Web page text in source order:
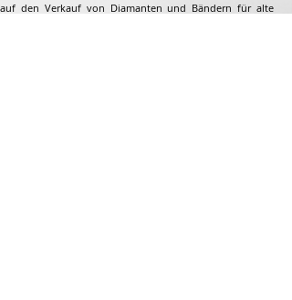
auf den Verkauf von Diamanten und Bändern für alte